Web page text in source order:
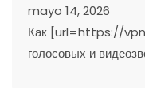
mayo 14, 2026
Как [url=https://
голосовых и